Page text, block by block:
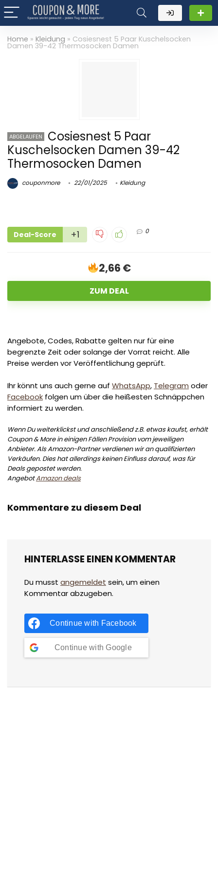
Home » Kleidung » Cosiesnest 5 Paar Kuschelsocken
Damen 39-42 Thermosocken Damen
ABGELAUFEN
Cosiesnest 5 Paar
Kuschelsocken Damen 39-42
Thermosocken Damen
couponmore 22/01/2025 Kleidung
Deal-Score +1 0
2,66 €
ZUM DEAL
Angebote, Codes, Rabatte gelten nur für eine
begrenzte Zeit oder solange der Vorrat reicht. Alle
Preise werden vor Veröffentlichung geprüft.
Ihr könnt uns auch gerne auf WhatsApp, Telegram oder
Facebook folgen um über die heißesten Schnäppchen
informiert zu werden.
Wenn Du weiterklickst und anschließend z.B. etwas kaufst, erhält
Coupon & More in einigen Fällen Provision vom jeweiligen
Anbieter. Als Amazon-Partner verdienen wir an qualifizierten
Verkäufen. Dies hat allerdings keinen Einfluss darauf, was für
Deals gepostet werden.
AngebotAmazon deals
Kommentare zu diesem Deal
HINTERLASSE EINEN KOMMENTAR
Du musst angemeldet sein, um einen
Kommentar abzugeben.
Continue with Facebook
Continue with Google